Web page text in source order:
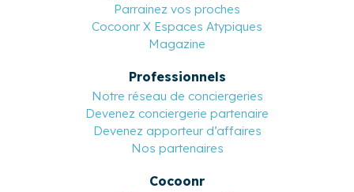
Parrainez vos proches
Cocoonr X Espaces Atypiques
Magazine
Professionnels
Notre réseau de conciergeries
Devenez conciergerie partenaire
Devenez apporteur d’affaires
Nos partenaires
Cocoonr